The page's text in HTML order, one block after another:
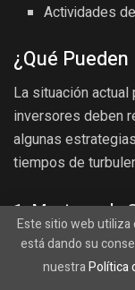
Actividades
¿Qué
La situación
inversores deben
algunas
tiempos de
1. Mantener la
Impulsivas
El primer impulso
Este sitio web
está dando su
nuestraPolítica